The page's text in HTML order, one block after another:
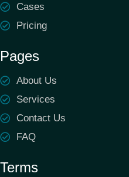
Cases
Pricing
Pages
About Us
Services
Contact Us
FAQ
Terms